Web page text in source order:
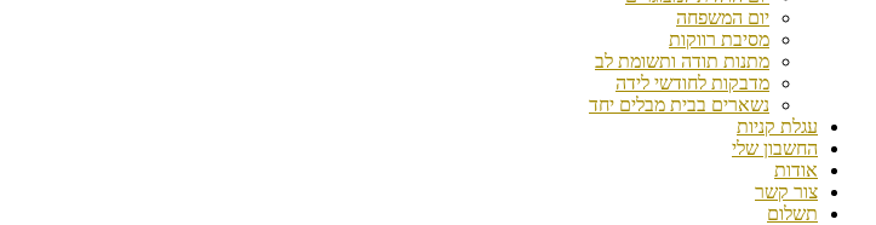
יום המשפחה
מסיבת רווקות
מתנות תודה ותשומת לב
מדבקות לחודשי לידה
נשארים בבית מבלים יחד
עגלת קניות
החשבון שלי
אודות
צור קשר
תשלום